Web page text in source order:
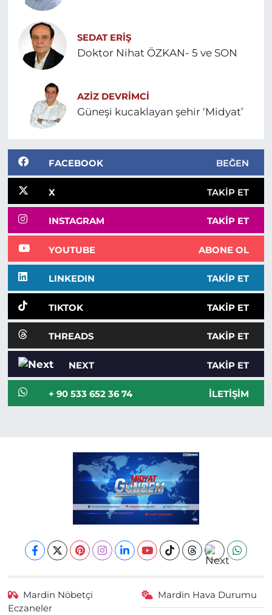
SEDAT ERİŞ
Doktor Nihat ÖZKAN- 5 ve SON
AZIZ DEVRIMCI
Güneşi kucaklayan şehir ‘Midyat’
FACEBOOK BEĞEN
X TAKIP ET
INSTAGRAM TAKIP ET
YOUTUBE ABONE OL
LINKEDIN TAKIP ET
TIKTOK TAKIP ET
THREADS TAKIP ET
NEXT TAKIP ET
+ 90 533 652 36 74 İLETIŞIM
Mardin Nöbetçi
Eczaneler
Mardin Hava Durumu